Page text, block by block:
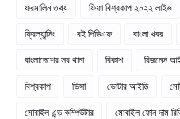
ফরমালিন তথ্য
ফিফা বিশ্বকাপ ২০২২ লাইভ
ফ্রিল্যান্সিং
বই পিডিএফ বাংলা খবর
বাংলাদেশের সব থানা
বিকাশ বিজনেস
বিশ্বকাপ
ভিসা ভোটার আইডি
মোবাইল এন্ড কম্পিউটার
মোবাইল ফোন দাম